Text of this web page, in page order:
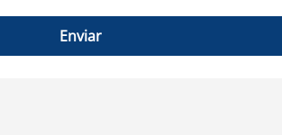
Enviar